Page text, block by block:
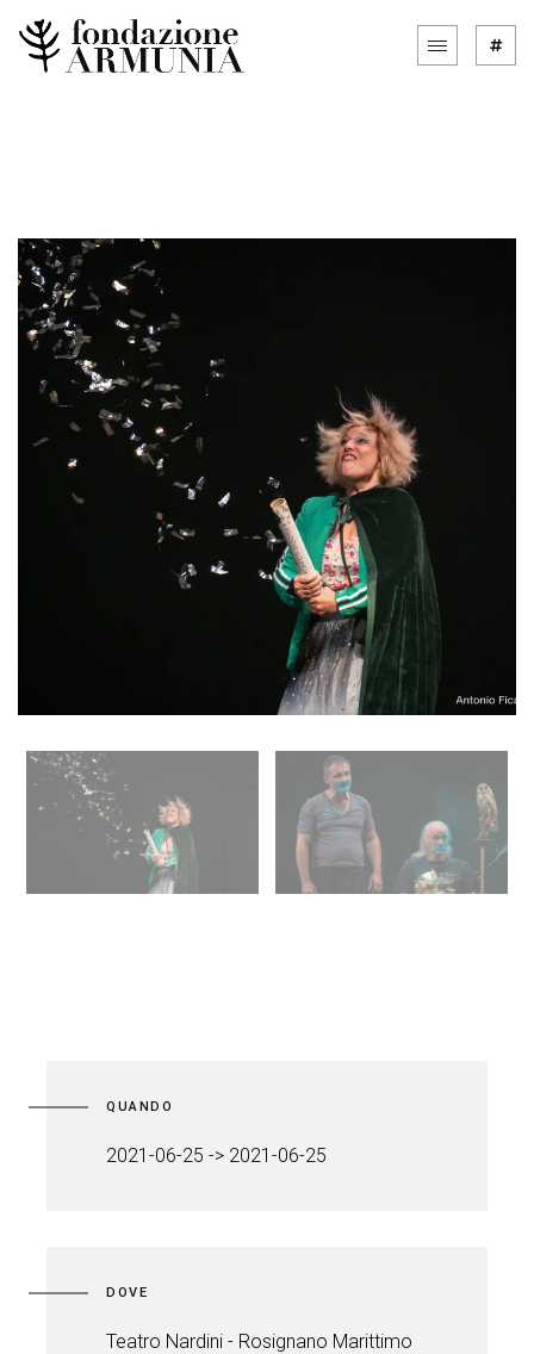
QUANDO
2021-06-25 -> 2021-06-25
DOVE
Teatro Nardini - Rosignano Marittimo